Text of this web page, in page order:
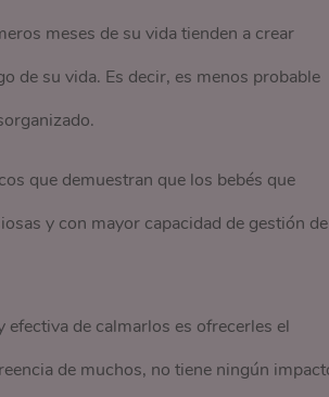
meses de su vida tienden a crear
de su vida. Es decir, es menos probable
que demuestran que los bebés que
y con mayor capacidad de gestión de
de calmarlos es ofrecerles el
de muchos, no tiene ningún